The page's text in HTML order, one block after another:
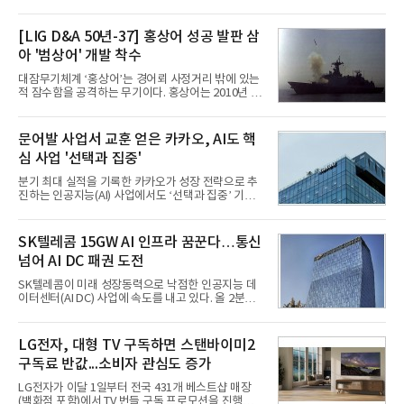
체별로 엇갈린 가운데 하반기 신작 흥행과 해외 시장
성과가 실적을 좌우할 핵심 변수로 떠오르고 있다.8일
업계에 따르면 올해 상반기 게임업계는 기업별 성적
표가 크게 갈렸다. 대표적으로 크래프톤은 'PUBG: 배
틀그라운드'의 안정적인 성장에 힘입어 상반기 연결
기준 매출 2조6616억원, 영업이익 9725억원으로 역
대 최대 실적을 기록했다. 엔씨도 올해 출시한 '아이온
동기 대
[LIG D&A 50년-37] 홍상어 성공 발판 삼
아 '범상어' 개발 착수
대잠무기체계 ‘홍상어’는 경어뢰 사정거리 밖에 있는
적 잠수함을 공격하는 무기이다. 홍상어는 2010년 넥
이뤄졌다. 이후 2012년 한국형 구축함(KDX-1) 이상
의 함정에 실전 배치됐다.그해 7월 해군은 동해상에서
성능 검증을 위해 홍상어 시험발사를 실시했다. 이때
홍상어가 목표 지점에서 입수한 후 표적을 타격하지
못하고 물속에서 멈춰버리는 예상 밖의 일이 벌어졌
다. 2차 품질확인 사격 시험에서도 만족스러운 결과를
얻지 못했다. 완벽한 신뢰성 확보를 위해 LIG넥스원은
분야를
문어발 사업서 교훈 얻은 카카오, AI도 핵
심 사업 '선택과 집중'
분기 최대 실적을 기록한 카카오가 성장 전략으로 추
진하는 인공지능(AI) 사업에서도 ‘선택과 집중’ 기조
라 투자에 나서는 것과 달리, 카카오는 ‘카카오톡’이
라는 플랫폼 경쟁력을 활용한 AI 에이전트 서비스에
집중하는 전략이다. 과거 무리한 사업 확장 과정에서
겪었던 시행착오를 되풀이하지 않고 핵심 역량에 집
중하겠다는 취지로 풀이된다.7일 업계에 따르면 카카
오는 올해 2분기 연결 기준 매출 2조985억원, 영업이
익 2770억원을 기록했다. 전년 동기 대비 매출과 영업
은 4884억
SK텔레콤 15GW AI 인프라 꿈꾼다…통신
넘어 AI DC 패권 도전
SK텔레콤이 미래 성장동력으로 낙점한 인공지능 데
이터센터(AI DC) 사업에 속도를 내고 있다. 올 2분기
는 2035년까지 총 15GW(기가와트) 규모의 AI DC를
구축하겠다는 대형 청사진을 제시하면서다. 이에 따
라 경쟁 구도 역시 이동통신사인 KT, LG유플러스를
넘어 네이버, 삼성SDS 등 IT 인프라 기업으로 확장되
고 있다.7일 SK텔레콤에 따르면 회사는 올해 2분기
연결 기준 매출 4조 3591억원, 영업이익 5660억원을
LG전자, 대형 TV 구독하면 스탠바이미2
구독료 반값...소비자 관심도 증가
LG전자가 이달 1일부터 전국 431개 베스트샵 매장